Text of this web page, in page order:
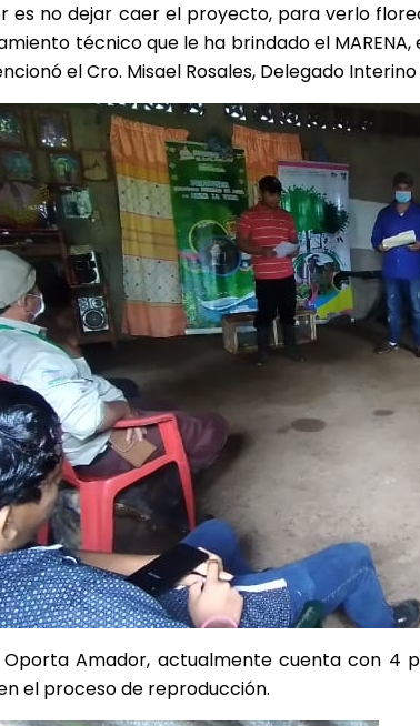
es no dejar caer el proyecto, para verlo
técnico que le ha brindado el
el Cro. Misael Rosales, Delegado
Oporta Amador, actualmente cuenta con 4
el proceso de reproducción.